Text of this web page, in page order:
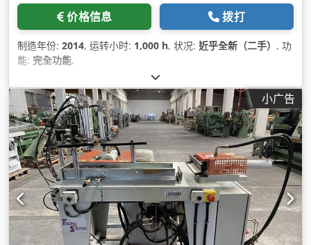
价格信息 拨打
制造年份: 2014, 运转小时: 1,000 h, 状况: 近乎全新（二手） , 功
能: 完全功能,
小广告